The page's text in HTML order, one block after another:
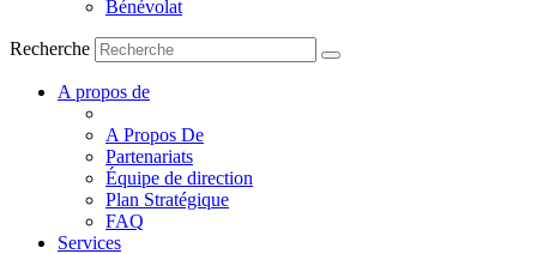
Bénévolat
Recherche
A propos de
A Propos De
Partenariats
Équipe de direction
Plan Stratégique
FAQ
Services